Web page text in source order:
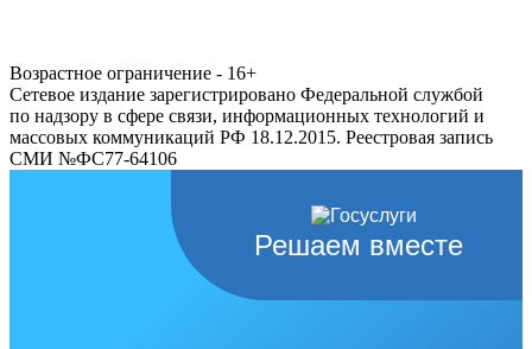
Возрастное ограничение - 16+
Сетевое издание зарегистрировано Федеральной службой
по надзору в сфере связи, информационных технологий и
массовых коммуникаций РФ 18.12.2015. Реестровая запись
СМИ №ФС77-64106
Решаем вместе